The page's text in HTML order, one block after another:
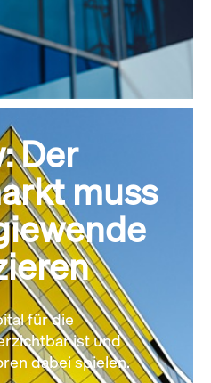
Der
muss
für die
ist und
dabei spielen.